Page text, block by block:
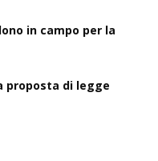
in campo per la
proposta di legge